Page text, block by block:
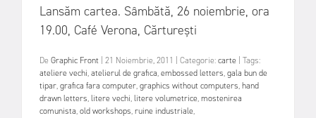
Lansăm cartea. Sâmbătă, 26 noiembrie, ora
19.00, Café Verona, Cărturești
De Graphic Front 21 Noiembrie, 2011 Categorie:carte
Tags:
ateliere vechi,atelierul de grafica,embossed letters,gala bun de
tipar,grafica fara computer,graphics without computers,hand
drawn letters,litere vechi,litere volumetrice,mostenirea
comunista,old workshops,ruine industriale,